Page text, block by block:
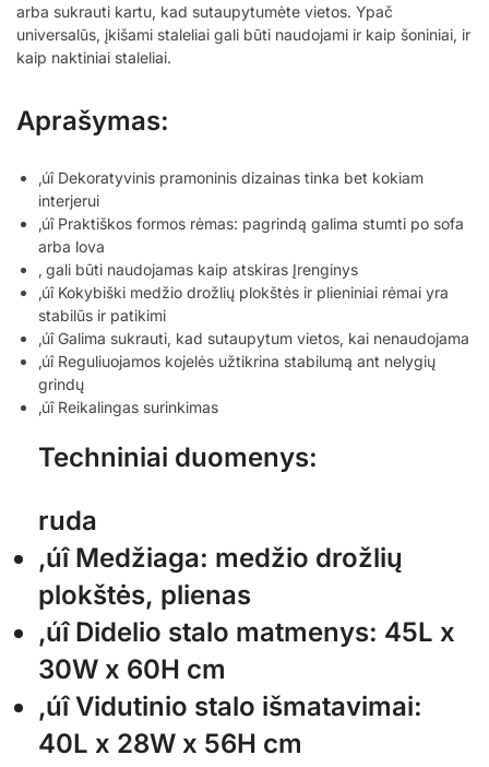
arba sukrauti kartu, kad sutaupytumėte vietos. Ypač
universalūs, įkišami staleliai gali būti naudojami ir kaip šoniniai, ir
kaip naktiniai staleliai.
Aprašymas:
‚úî Dekoratyvinis pramoninis dizainas tinka bet kokiam
interjerui
‚úî Praktiškos formos rėmas: pagrindą galima stumti po sofa
arba lova
‚ gali būti naudojamas kaip atskiras Įrenginys
‚úî Kokybiški medžio drožlių plokštės ir plieniniai rėmai yra
stabilūs ir patikimi
‚úî Galima sukrauti, kad sutaupytum vietos, kai nenaudojama
‚úî Reguliuojamos kojelės užtikrina stabilumą ant nelygių
grindų
‚úî Reikalingas surinkimas
Techniniai duomenys:
ruda
‚úî Medžiaga: medžio drožlių
plokštės, plienas
‚úî Didelio stalo matmenys: 45L x
30W x 60H cm
‚úî Vidutinio stalo išmatavimai:
40L x 28W x 56H cm